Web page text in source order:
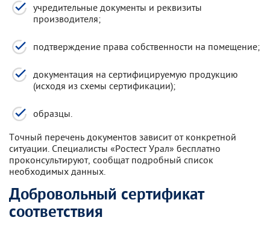
учредительные документы и реквизиты
производителя;
подтверждение права собственности на помещение;
документация на сертифицируемую продукцию
(исходя из схемы сертификации);
образцы.
Точный перечень документов зависит от конкретной
ситуации. Специалисты «Ростест Урал» бесплатно
проконсультируют, сообщат подробный список
необходимых данных.
Добровольный сертификат
соответствия